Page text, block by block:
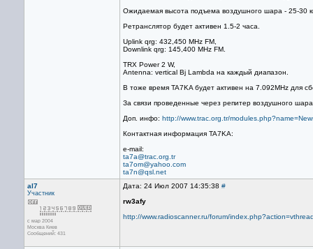
Ожидаемая высота подъема воздушного шара - 25-30
Ретранслятор будет активен 1.5-2 часа.
Uplink qrg: 432,450 MHz FM,
Downlink qrg: 145,400 MHz FM.
TRX Power 2 W,
Antenna: vertical Вј Lambda на каждый диапазон.
В тоже время TA7KA будет активен на 7.092MHz для
За связи проведенные через репитер воздушного
Доп. инфо: http://www.trac.org.tr/
Контактная информация TA7KA:
e-mail:
ta7a@trac.org.tr
ta7om@yahoo.com
ta7n@qsl.net
al7
Участник
с мар 2004
Москва Киев
Сообщений: 431
Дата: 24 Июл 2007 14:35:38 #
rw3afy
http://www.radioscanner.ru/forum/